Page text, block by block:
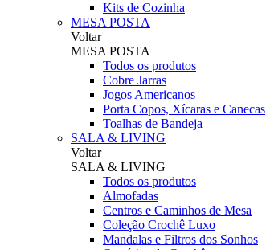
Kits de Cozinha
MESA POSTA
Voltar
MESA POSTA
Todos os produtos
Cobre Jarras
Jogos Americanos
Porta Copos, Xícaras e Canecas
Toalhas de Bandeja
SALA & LIVING
Voltar
SALA & LIVING
Todos os produtos
Almofadas
Centros e Caminhos de Mesa
Coleção Crochê Luxo
Mandalas e Filtros dos Sonhos